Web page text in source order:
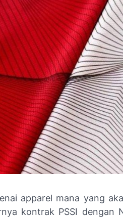
apparel mana yang
kontrak PSSI dengan